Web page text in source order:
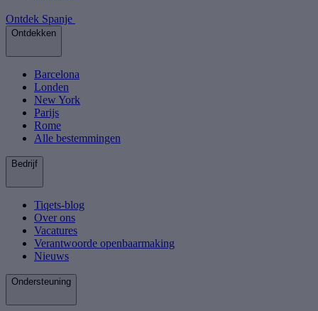
Ontdek Spanje
Ontdekken
Barcelona
Londen
New York
Parijs
Rome
Alle bestemmingen
Bedrijf
Tiqets-blog
Over ons
Vacatures
Verantwoorde openbaarmaking
Nieuws
Ondersteuning